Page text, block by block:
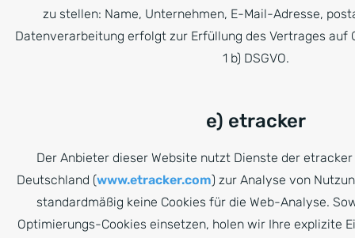
zu stellen: Name, Unternehmen, E-Mail-Adresse,
Datenverarbeitung erfolgt zur Erfüllung des Vertrages auf
1 b) DSGVO.
e) etracker
Der Anbieter dieser Website nutzt Dienste der etracker
Deutschland (www.etracker.com) zur Analyse von
standardmäßig keine Cookies für die Web-Analyse.
Optimierungs-Cookies einsetzen, holen wir Ihre explizite